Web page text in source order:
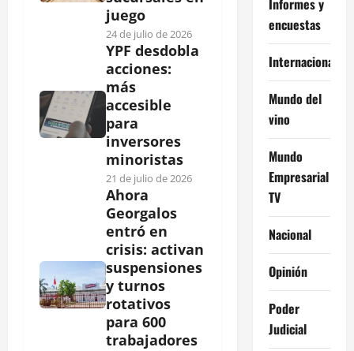
juego
24 de julio de 2026
YPF desdobla
acciones:
más
accesible
para
inversores
minoristas
21 de julio de 2026
Ahora
Georgalos
entró en
crisis: activan
suspensiones
y turnos
rotativos
para 600
trabajadores
encuestas
Internacional
Mundo del
vino
Mundo
Empresarial
TV
Nacional
Opinión
Poder
Judicial